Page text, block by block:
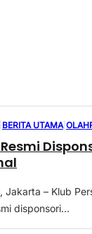
BERITA UTAMA |
Jakarta – Klub
disponsori...